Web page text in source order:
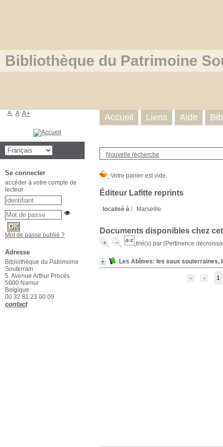
Bibliothèque du Patrimoine
Nouvelle recherche
Éditeur Lafitte reprints
localisé à : Marseille
Documents disponibles chez
trié(s) par (Pertinence
Les Abîmes: les eaux
1
Accueil Liens Aide
A- A A+
Se connecter
accéder à votre compte de
lecteur
Mot de passe oublié ?
Adresse
Bibliothèque du Patrimoine
Souterrain
5, Avenue Arthur Procès
5000 Namur
Belgique
00 32 81 23 00 09
contact